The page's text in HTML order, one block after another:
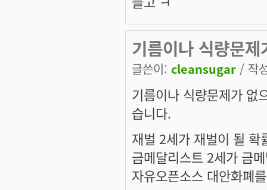
기름이나 식량문제
글쓴이: cleansugar / 작
기름이나 식량문제가 없
습니다.
재벌 2세가 재벌이 될 확
금메달리스트 2세가 금
자유오픈소스 대안화폐